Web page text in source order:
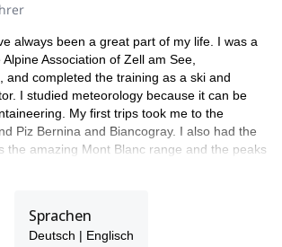
always been a great part of my life. I was a
Association of Zell am See,
and completed the training as a ski and
I studied meteorology because it can be
My first trips took me to the
Piz Bernina and Biancogray. I also had the
the amazing Mont Blanc range and the peaks
I got to practice in the high mountains
to be. The smile on my clients' faces at
an intense ski day is so rewarding!
Sprachen
Deutsch | Englisch